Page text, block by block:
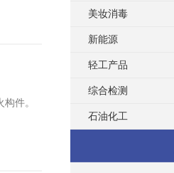
美妆消毒
新能源
轻工产品
综合检测
石油化工
件。